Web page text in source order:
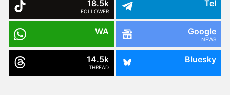
18.5k
FOLLOWER
Tel
WA Google
NEWS
14.5k
THREAD
Bluesky